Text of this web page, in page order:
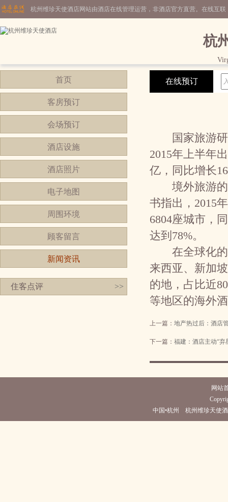
杭州维珍天使酒店网站由酒店在线管理运营，非酒店官方直营。在线互
杭
首页
客房预订
会场预订
酒店设施
酒店照片
电子地图
周围环境
顾客留言
新闻资讯
住客点评 >>
在线预订
国家旅游研
2015年上半年
亿，同比增长
境外旅游的
书指出，2015
6804座城市，
达到78%。
在全球化的
来西亚、新加
的地，占比近
等地区的海外
上一篇： 地产热过后：酒店
下一篇： 福建：酒店主动“弃
网站
中国•杭州 杭州维珍天使酒